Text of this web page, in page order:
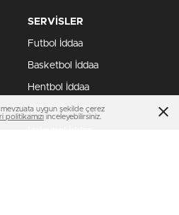
SERVİSLER
Futbol İddaa
Basketbol İddaa
Hentbol İddaa
Bilardo İddaa
mevzuata uygun şekilde çerez
politikamızı inceleyebilirsiniz.